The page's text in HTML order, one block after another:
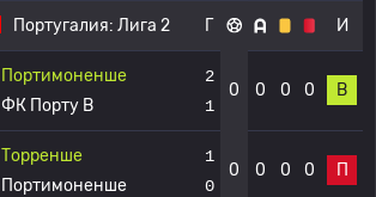
Португалия: Лига 2 Г И
Портимоненше
ФК Порту B
2
1
0 0 0 0 В
Торренше
Портимоненше
1
0
0 0 0 0 П